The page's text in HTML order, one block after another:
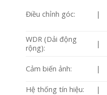
Điều chỉnh góc: |
WDR (Dải động
rộng):
|
Cảm biến ảnh: |
Hệ thống tín hiệu:
|